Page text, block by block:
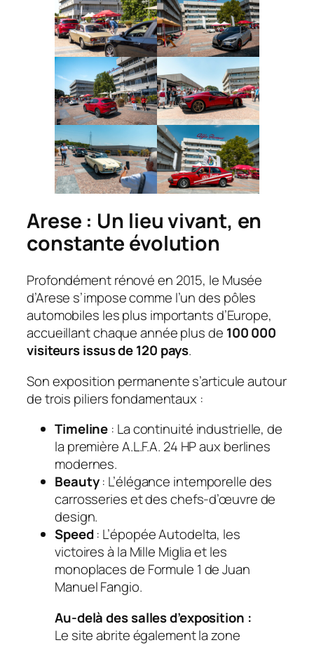
Arese : Un lieu vivant, en
constante évolution
Profondément rénové en 2015, le Musée
d’Arese s’impose comme l’un des pôles
automobiles les plus importants d’Europe,
accueillant chaque année plus de 100 000
visiteurs issus de 120 pays.
Son exposition permanente s’articule autour
de trois piliers fondamentaux :
Timeline : La continuité industrielle, de
la première A.L.F.A. 24 HP aux berlines
modernes.
Beauty: L’élégance intemporelle des
carrosseries et des chefs-d’œuvre de
design.
Speed: L’épopée Autodelta, les
victoires à la Mille Miglia et les
monoplaces de Formule 1 de Juan
Manuel Fangio.
Au-delà des salles d’exposition :
Le site abrite également la zone